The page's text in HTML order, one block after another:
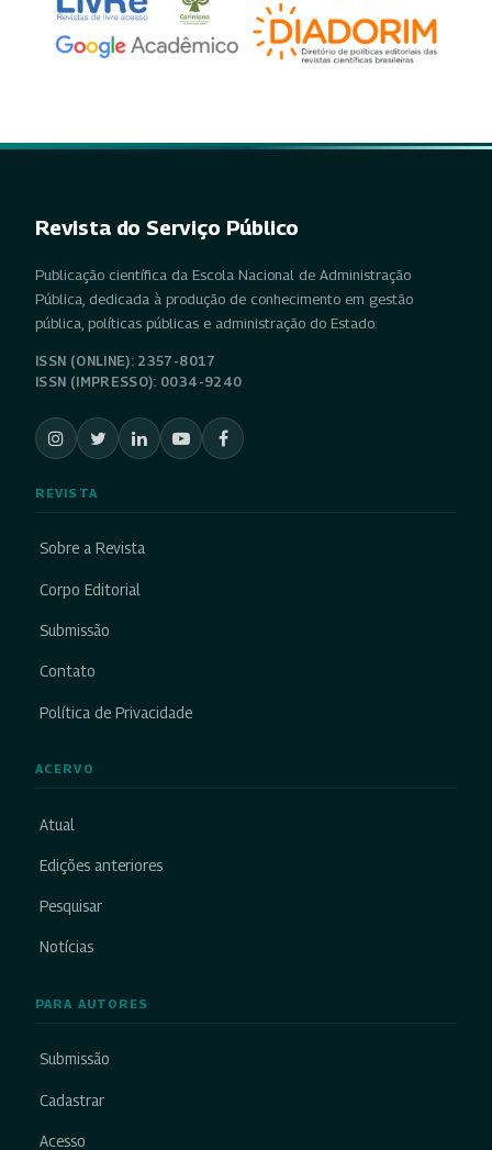
Revista do Serviço Público
Publicação científica da Escola Nacional de Administração
Pública, dedicada à produção de conhecimento em gestão
pública, políticas públicas e administração do Estado.
ISSN (ONLINE): 2357-8017
ISSN (IMPRESSO): 0034-9240
REVISTA
Sobre a Revista
Corpo Editorial
Submissão
Contato
Política de Privacidade
ACERVO
Atual
Edições anteriores
Pesquisar
Notícias
PARA AUTORES
Submissão
Cadastrar
Acesso